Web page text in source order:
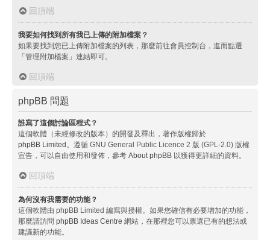
回頂端
我要如何找到所有我已上傳的附加檔案？
如果要找到您已上傳附加檔案的列表，那麼前往會員控制台，進而點選
「管理附加檔案」連結即可。
回頂端
phpBB 問題
誰寫了這個討論區程式？
這個軟體（未經修改的版本）的開發及釋出，著作版權歸於
phpBB Limited。遵循 GNU General Public Licence 2 版 (GPL-2.0) 版權
宣告，可以自由使用和發佈，參考 About phpBB 以獲得更詳細的資料。
回頂端
為何沒有我需要的功能？
這個軟體由 phpBB Limited 編寫與授權。如果您確信有必要增加的功能，
那麼請訪問 phpBB Ideas Centre 網站，在那裡您可以票選已有的想法或
建議新的功能。